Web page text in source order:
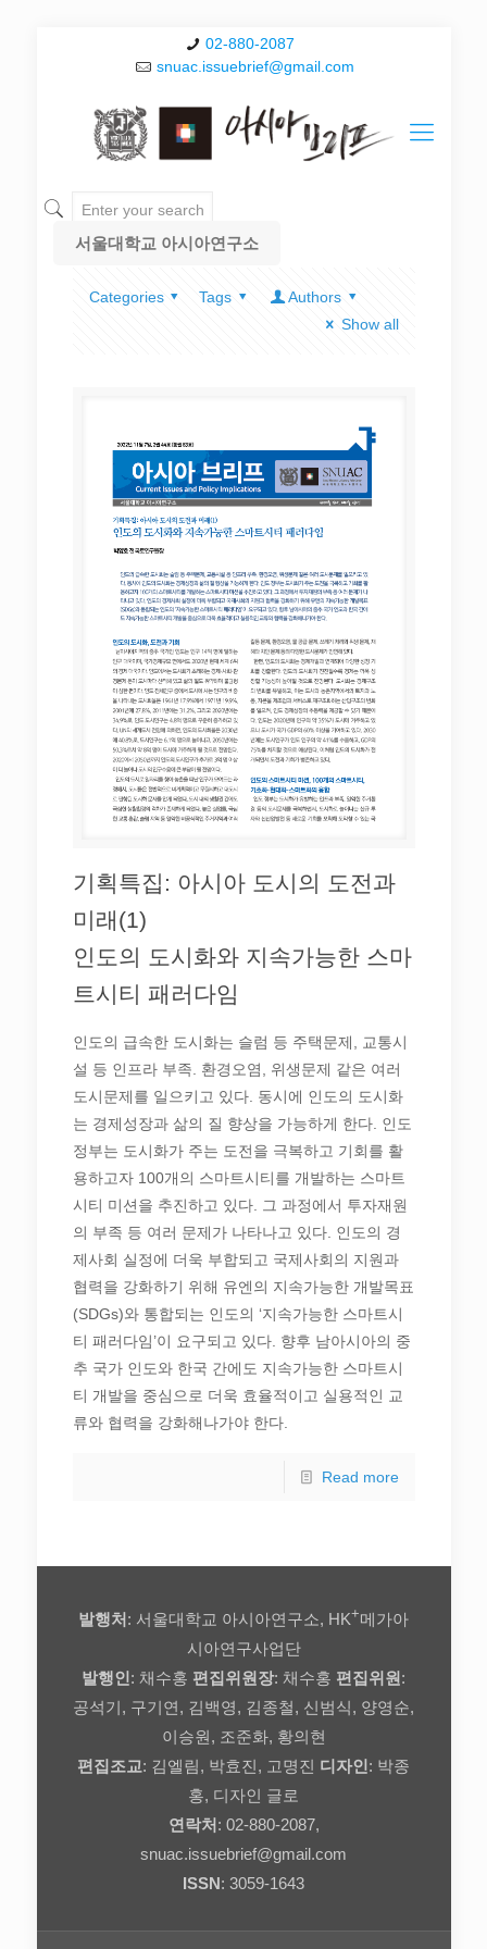
02-880-2087
snuac.issuebrief@gmail.com
서울대학교 아시아연구소
Categories Tags
Authors
Show all
기획특집: 아시아 도시의 도전과
미래(1)
인도의 도시화와 지속가능한 스마
트시티 패러다임
인도의 급속한 도시화는 슬럼 등 주택문제, 교통시
설 등 인프라 부족. 환경오염, 위생문제 같은 여러
도시문제를 일으키고 있다. 동시에 인도의 도시화
는 경제성장과 삶의 질 향상을 가능하게 한다. 인도
정부는 도시화가 주는 도전을 극복하고 기회를 활
용하고자 100개의 스마트시티를 개발하는 스마트
시티 미션을 추진하고 있다. 그 과정에서 투자재원
의 부족 등 여러 문제가 나타나고 있다. 인도의 경
제사회 실정에 더욱 부합되고 국제사회의 지원과
협력을 강화하기 위해 유엔의 지속가능한 개발목표
(SDGs)와 통합되는 인도의 ‘지속가능한 스마트시
티 패러다임’이 요구되고 있다. 향후 남아시아의 중
추 국가 인도와 한국 간에도 지속가능한 스마트시
티 개발을 중심으로 더욱 효율적이고 실용적인 교
류와 협력을 강화해나가야 한다.
Read more
발행처 : 서울대학교 아시아연구소, HK+메가아
시아연구사업단
발행인 : 채수홍 편집위원장: 채수홍 편집위원 :
공석기, 구기연, 김백영, 김종철, 신범식, 양영순,
이승원, 조준화, 황의현
편집조교: 김엘림, 박효진, 고명진 디자인 : 박종
홍, 디자인 글로
연락처 : 02-880-2087,
snuac.issuebrief@gmail.com
ISSN: 3059-1643